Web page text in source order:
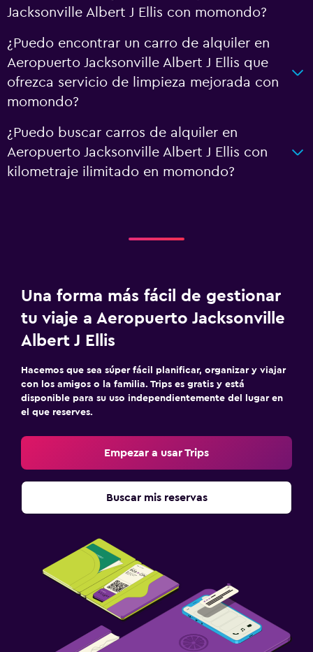
Jacksonville Albert J Ellis con momondo?
¿Puedo encontrar un carro de alquiler en
Aeropuerto Jacksonville Albert J Ellis que
ofrezca servicio de limpieza mejorada con
momondo?
¿Puedo buscar carros de alquiler en
Aeropuerto Jacksonville Albert J Ellis con
kilometraje ilimitado en momondo?
Una forma más fácil de gestionar
tu viaje a Aeropuerto Jacksonville
Albert J Ellis
Hacemos que sea súper fácil planificar, organizar y viajar
con los amigos o la familia. Trips es gratis y está
disponible para su uso independientemente del lugar en
el que reserves.
Empezar a usar Trips
Buscar mis reservas